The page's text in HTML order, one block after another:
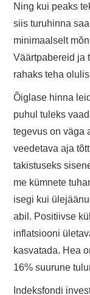
Ning kui peaks
siis turuhinna
minimaalselt
Väärtpabereid ja
rahaks teha
Õiglase hinna
puhul tuleks
tegevus on väga
veedetava aja
takistuseks
me kümnete
isegi kui
abil. Positiivse
inflatsiooni
kasvatada. Hea
16% suurune
Indeksfondi